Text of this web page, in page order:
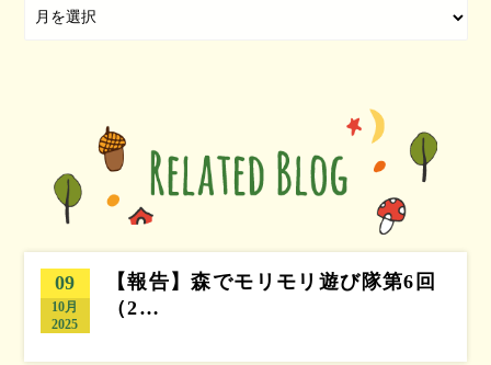
09
10月
2025
【報告】森でモリモリ遊び隊第6回
（2…